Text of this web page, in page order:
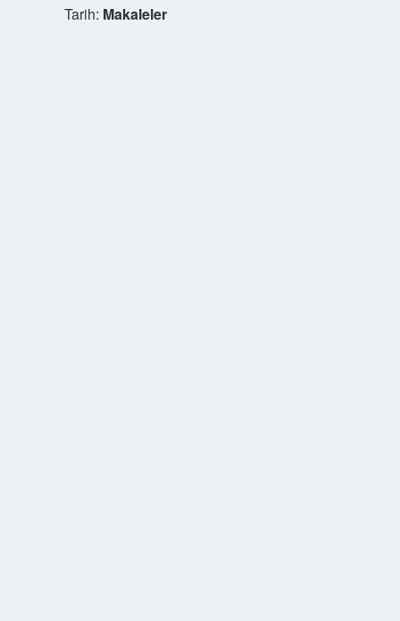
Tarih: Makaleler